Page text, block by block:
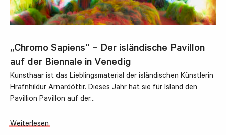
„Chromo Sapiens“ – Der isländische Pavillon
auf der Biennale in Venedig
Kunsthaar ist das Lieblingsmaterial der isländischen Künstlerin
Hrafnhildur Arnardóttir. Dieses Jahr hat sie für Island den
Pavillion Pavillon auf der…
Weiterlesen